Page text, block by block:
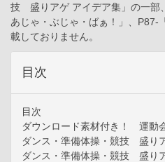
技 盛りアゲ アイデア集」の一部
あじゃ・ぶじゃ・ばぁ！」、P87-
載しておりません。
目次
目次
ダウンロード素材付き！ 運動
ダンス・準備体操・競技 盛り
ダンス・準備体操・競技 盛り